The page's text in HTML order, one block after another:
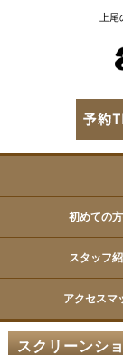
上
初めての
スタッフ
アクセスマ
スクリーンシ